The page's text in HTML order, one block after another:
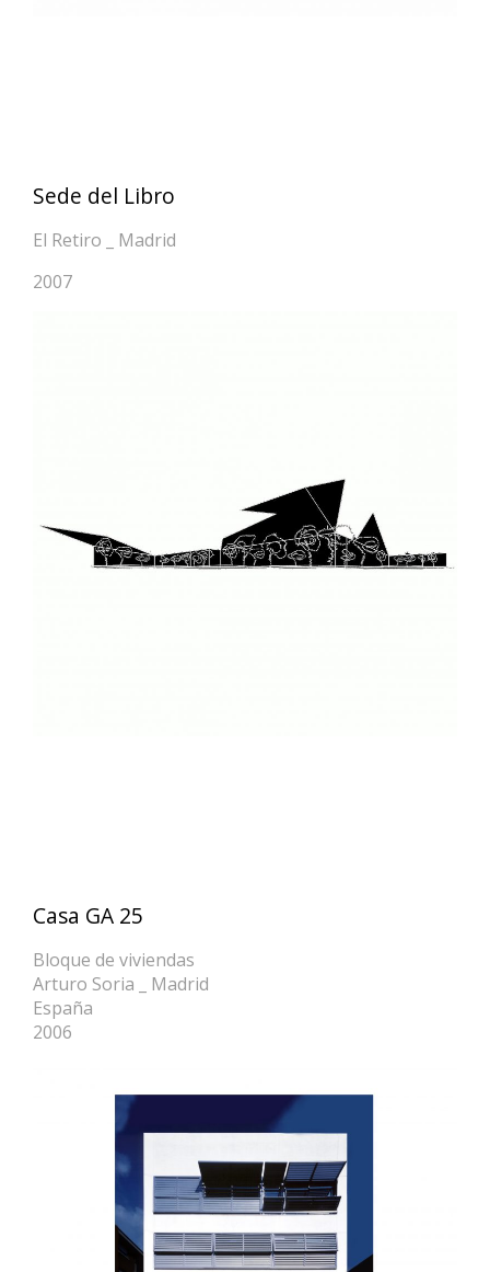
Sede del Libro
El Retiro _ Madrid
2007
Casa GA 25
Bloque de viviendas
Arturo Soria _ Madrid
España
2006